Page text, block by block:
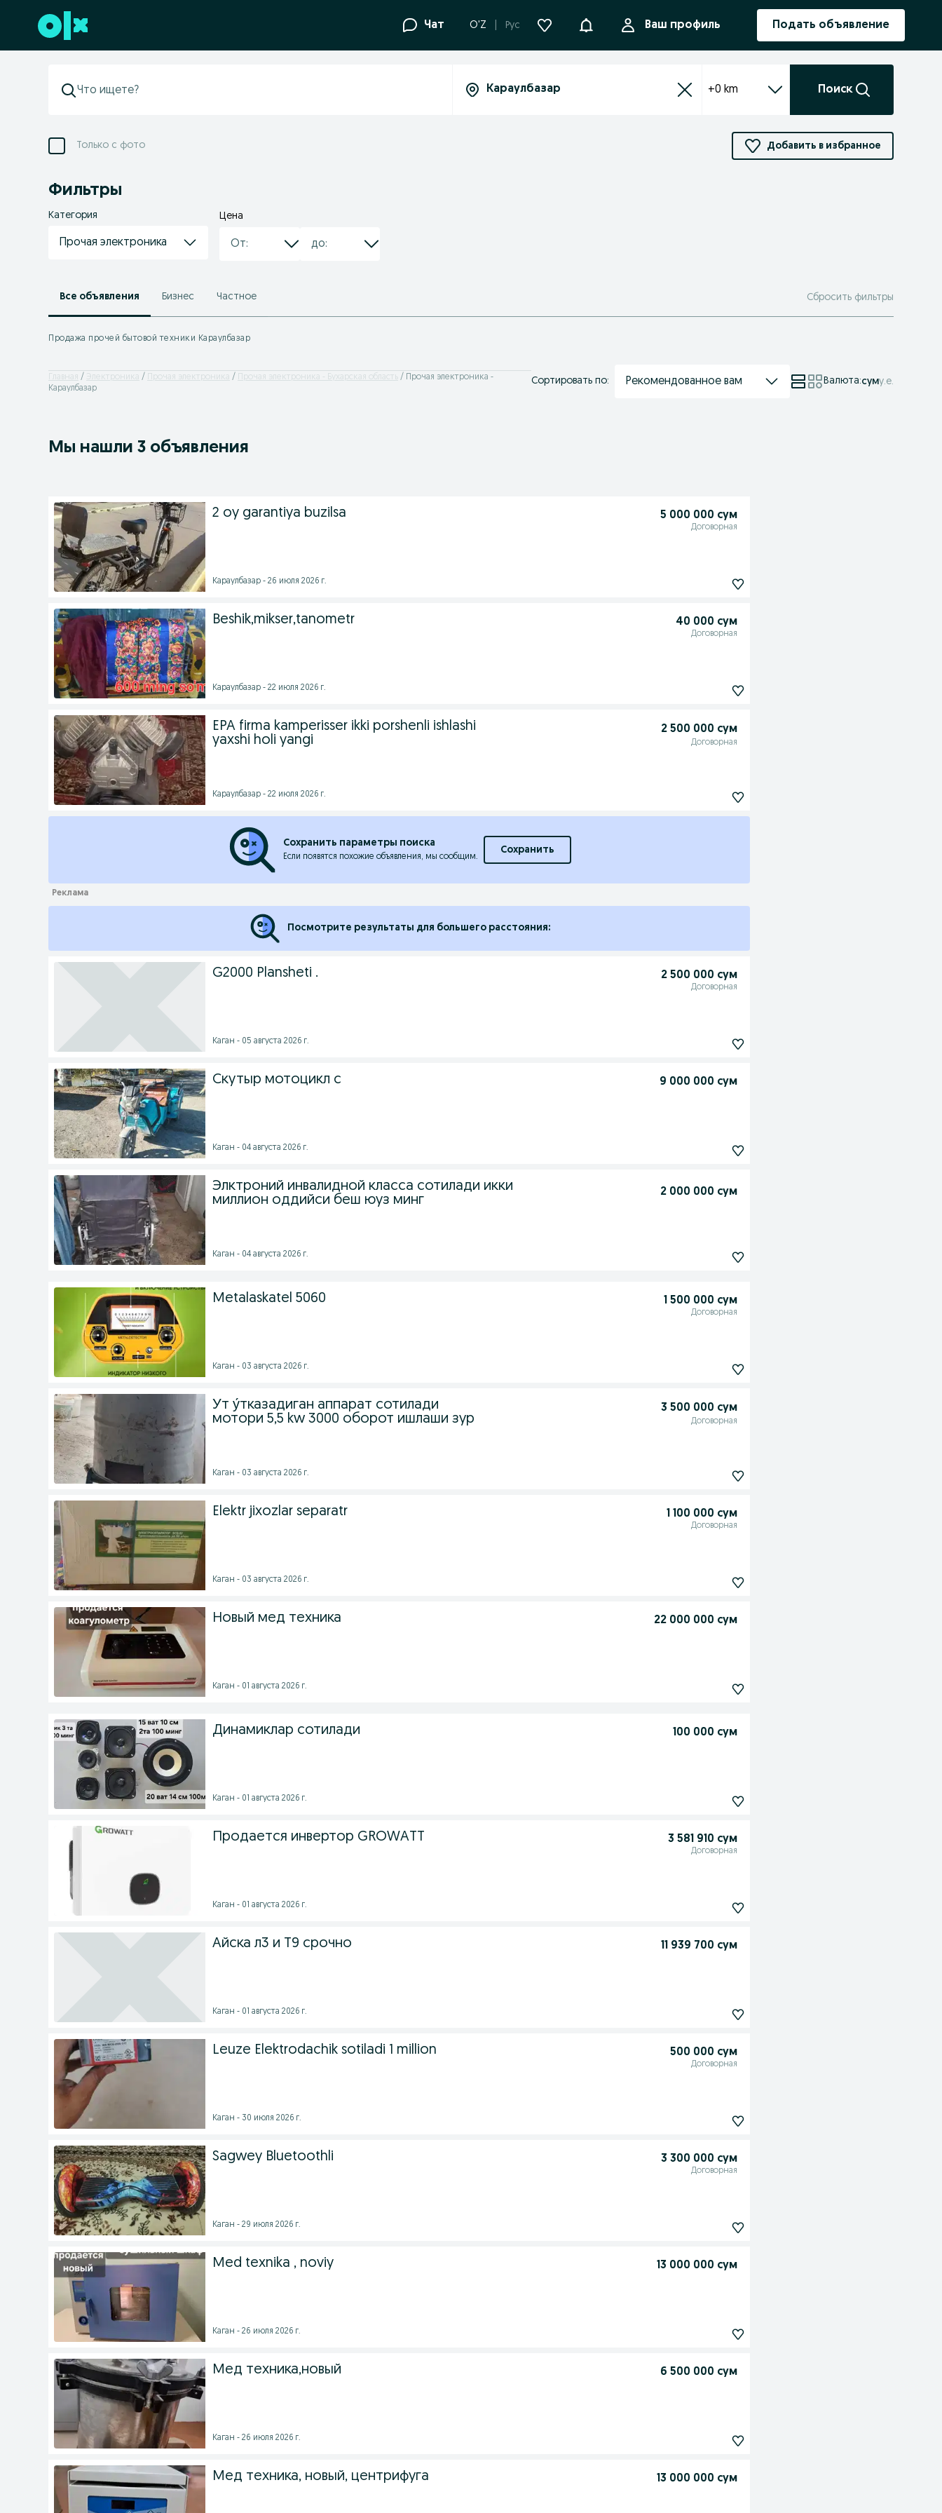
Перейти к нижнему колонтитулу Чат O'Z Рус УведомленияВаш профиль Подать объявление
+0 km Поиск
Только с фото Добавить в избранное
Фильтры
Категория
Прочая электроника
Цена
Все объявления Бизнес Частное Сбросить фильтры
Продажа прочей бытовой техники Караулбазар
Главная Электроника Прочая электроника Прочая электроника - Бухарская область
Прочая электроника -
Караулбазар
Сортировать по: Рекомендованное вам Валюта:суму.е.
Мы нашли 3 объявления
2 oy garantiya buzilsa 5 000 000 сум
Договорная
Караулбазар - 26 июля 2026 г.
Beshik,mikser,tanometr 40 000 сум
Договорная
Караулбазар - 22 июля 2026 г.
EPA firma kamperisser ikki porshenli ishlashi
yaxshi holi yangi
2 500 000 сум
Договорная
Караулбазар - 22 июля 2026 г.
Сохранить параметры поиска
Если появятся похожие объявления, мы сообщим.
Сохранить
Посмотрите результаты для большего расстояния:
G2000 Plansheti . 2 500 000 сум
Договорная
Каган - 05 августа 2026 г.
Скутыр мотоцикл с 9 000 000 сум
Каган - 04 августа 2026 г.
Элктроний инвалидной класса сотилади икки
миллион оддийси беш юуз минг
2 000 000 сум
Каган - 04 августа 2026 г.
Metalaskatel 5060 1 500 000 сум
Договорная
Каган - 03 августа 2026 г.
У́т у́тказадиган аппарат сотилади
мотори 5,5 kw 3000 оборот ишлаши зур
3 500 000 сум
Договорная
Каган - 03 августа 2026 г.
Elektr jixozlar separatr 1 100 000 сум
Договорная
Каган - 03 августа 2026 г.
Новый мед техника 22 000 000 сум
Каган - 01 августа 2026 г.
Динамиклар сотилади 100 000 сум
Каган - 01 августа 2026 г.
Продается инвертор GROWATT 3 581 910 сум
Договорная
Каган - 01 августа 2026 г.
Айска л3 и Т9 срочно 11 939 700 сум
Каган - 01 августа 2026 г.
Leuze Elektrodachik sotiladi 1 million 500 000 сум
Договорная
Каган - 30 июля 2026 г.
Sagwey Bluetoothli 3 300 000 сум
Договорная
Каган - 29 июля 2026 г.
Med texnika , noviy 13 000 000 сум
Каган - 26 июля 2026 г.
Мед техника,новый 6 500 000 сум
Каган - 26 июля 2026 г.
Мед техника, новый, центрифуга 13 000 000 сум